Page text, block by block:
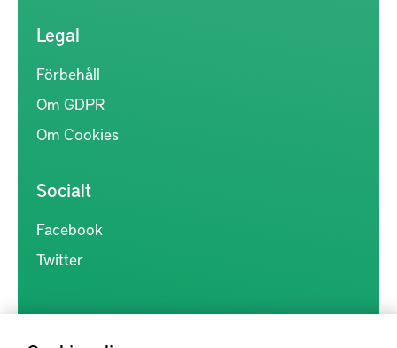
Legal
Förbehåll
Om GDPR
Om Cookies
Socialt
Facebook
Twitter